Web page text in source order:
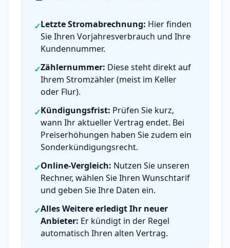
✓Letzte Stromabrechnung: Hier finden
Sie Ihren Vorjahresverbrauch und Ihre
Kundennummer.
✓Zählernummer: Diese steht direkt auf
Ihrem Stromzähler (meist im Keller
oder Flur).
✓Kündigungsfrist: Prüfen Sie kurz,
wann Ihr aktueller Vertrag endet. Bei
Preiserhöhungen haben Sie zudem ein
Sonderkündigungsrecht.
✓Online-Vergleich: Nutzen Sie unseren
Rechner, wählen Sie Ihren Wunschtarif
und geben Sie Ihre Daten ein.
✓Alles Weitere erledigt Ihr neuer
Anbieter: Er kündigt in der Regel
automatisch Ihren alten Vertrag.